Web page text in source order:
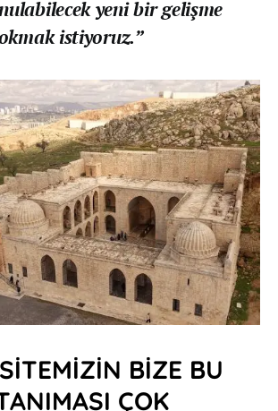
yeni bir gelişme
istiyoruz.”
BİZE BU
ÇOK